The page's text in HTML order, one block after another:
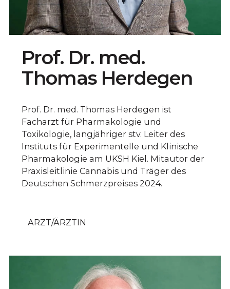
Prof. Dr. med.
Thomas Herdegen
Prof. Dr. med. Thomas Herdegen ist
Facharzt für Pharmakologie und
Toxikologie, langjähriger stv. Leiter des
Instituts für Experimentelle und Klinische
Pharmakologie am UKSH Kiel. Mitautor der
Praxisleitlinie Cannabis und Träger des
Deutschen Schmerzpreises 2024.
ARZT/ÄRZTIN